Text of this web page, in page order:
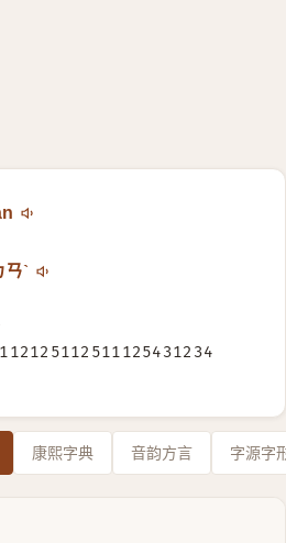
ㄢˋ
112125112511125431234
康熙字典 音韵方言 字源字